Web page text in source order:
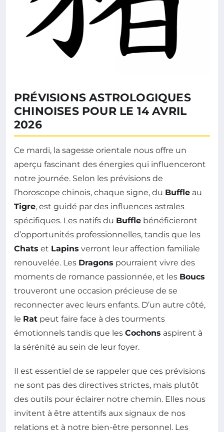
PRÉVISIONS ASTROLOGIQUES
CHINOISES POUR LE 14 AVRIL
2026
Ce mardi, la sagesse orientale nous offre un
aperçu fascinant des énergies qui influenceront
notre journée. Selon les prévisions de
l’horoscope chinois, chaque signe, du Buffle au
Tigre, est guidé par des influences astrales
spécifiques. Les natifs du Buffle bénéficieront
d’opportunités professionnelles, tandis que les
Chats et Lapins verront leur affection familiale
renouvelée. Les Dragons pourraient vivre des
moments de romance passionnée, et les Boucs
trouveront une occasion précieuse de se
reconnecter avec leurs enfants. D’un autre côté,
le Rat peut faire face à des tourments
émotionnels tandis que les Cochons aspirent à
la sérénité au sein de leur foyer.
Il est essentiel de se rappeler que ces prévisions
ne sont pas des directives strictes, mais plutôt
des outils pour éclairer notre chemin. Elles nous
invitent à être attentifs aux signaux de nos
relations et à notre bien-être personnel. Les